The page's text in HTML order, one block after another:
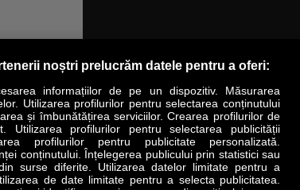
afirmă că edilii pot
ştirea
MEET THE CEO LIFESTYLE SPECIAL OPINII
Servicii Revista Business Magazin
noștri prelucrăm datele pentru a oferi:
informațiilor de pe un dispozitiv. Măsurarea
Utilizarea profilurilor pentru selectarea conținutului
și îmbunătățirea serviciilor. Crearea profilurilor de
Utilizarea profilurilor pentru selectarea publicității
profilurilor pentru publicitate personalizată.
conținutului. Înțelegerea publicului prin statistici sau
surse diferite. Utilizarea datelor limitate pentru a
de date limitate pentru a selecta publicitatea.